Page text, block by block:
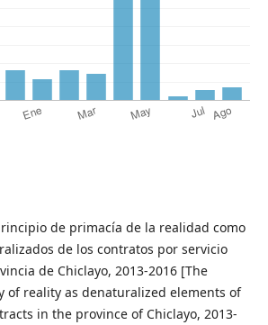
de primacía de la realidad como
de los contratos por servicio
de Chiclayo, 2013-2016 [The
of reality as denaturalized elements of
in the province of Chiclayo, 2013-